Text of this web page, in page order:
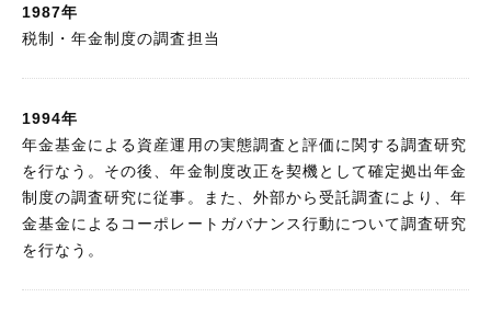
1987年
税制・年金制度の調査担当
1994年
年金基金による資産運用の実態調査と評価に関する調査研究
を行なう。その後、年金制度改正を契機として確定拠出年金
制度の調査研究に従事。また、外部から受託調査により、年
金基金によるコーポレートガバナンス行動について調査研究
を行なう。